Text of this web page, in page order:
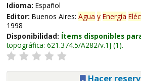
Idioma: Español
Editor: Buenos Aires: Agua y Energía
1998
Disponibilidad: Ítems disponibles
topográfica: 621.374.5/A282/v.1 (1).
Hacer